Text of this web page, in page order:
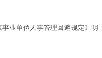
业单位人事管理回避规定》明